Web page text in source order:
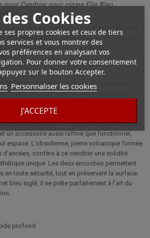
Cookies
ses propres cookies et ceux de tiers
services et vous montrer des
préférences en analysant vos
Pour donner votre consentement
sur le bouton Accepter.
Personnaliser les cookies
J'ACCEPTE
Cendrier pour cigare Elie Bleu
cigares
cigares en obsidienne noire, signé Elie Bleu.
volcanique, il se distingue par sa finition polie à
raffinée, idéal pour les amateurs
Elie Bleu en obsidienne noire est une pièce
accueillir deux cigares avec élégance. Taillé
teinte et la pureté de sa finition, polie à la main.
caractéristique du savoir-faire artisanal de la
un accessoire aussi raffiné que fonctionnel,
espace. L’obsidienne, pierre volcanique formée
d’années, confère à ce cendrier une solidité
unique. Les deux encoches permettent
en toute sécurité, tout en préservant la surface.
bleu siglé, il se prête parfaitement à l’art du
profond